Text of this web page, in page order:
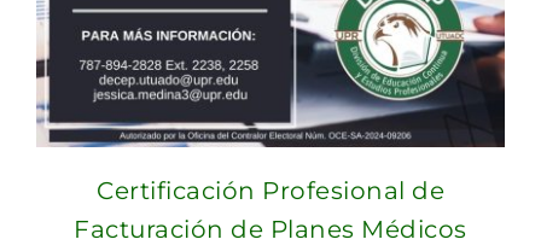
Certificación Profesional de
Facturación de Planes Médicos